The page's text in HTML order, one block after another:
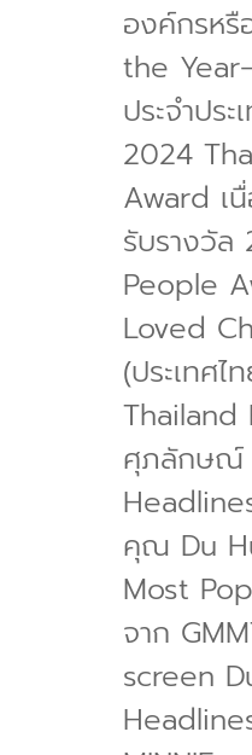
องค์กรหรื
the
ประจำปร
2024
Award เ
รับรางวั
People
Loved
(ประเทศ
ศุภลักษณ์
คุณ Du
Most
จาก
screen